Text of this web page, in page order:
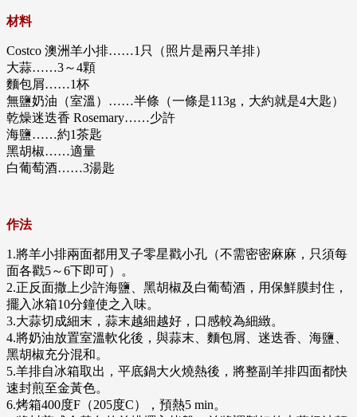
材料
Costco 澳洲羊小排……1只（照片是兩只羊排）
大蒜……3～4顆
麵包屑……1杯
無鹽奶油（室溫）……半條（一條是113g，大約就是4大匙）
乾燥迷迭香 Rosemary……少許
海鹽……約1茶匙
黑胡椒……適量
白葡萄酒……3湯匙
作法
1.將羊小排兩面都用叉子零星戳小孔（不需密密麻麻，只須每
面各戳5～6下即可）。
2.正反面撒上少許海鹽、黑胡椒及白葡萄酒，用保鮮膜封住，
擺入冰箱10分鐘使之入味。
3.大蒜切成細末，蒜末越細越好，口感較為細緻。
4.將奶油放置室溫軟化後，與蒜末、麵包屑、迷迭香、海鹽、
黑胡椒充分混和。
5.羊排自冰箱取出，平底鍋大火燒熱後，將整副羊排四面都快
速封煎至金黃色。
6.烤箱400度F（205度C），預熱5 min。